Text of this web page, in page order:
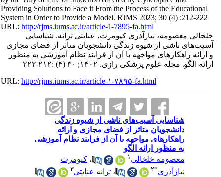
Providing Solutions to Face it From the Process of the Educational
System in Order to Provide a Model. RJMS 2023; 30 (4) :212-222
URL:http://rjms.iums.ac.ir/article-1-7895-fa.html
خلخالی معصومه، نیازآذری کیومرث، عنایتی ترانه. شناسایی
آسیب‌های ناشی از شیوه زندگی دانشجویان متاثر از فضای مجازی
و ارائه راهکارهای مواجهه با آن از فرایند نظام آموزشی به منظور
ارائه الگو. مجله علوم پزشکی رازی. ۱۴۰۲; ۳۰ (۴) :۲۱۲-۲۲۲
URL:http://rjms.iums.ac.ir/article-۱-۷۸۹۵-fa.html
شناسایی آسیب‌های ناشی از شیوه زندگی
دانشجویان متاثر از فضای مجازی و ارائه
راهکارهای مواجهه با آن از فرایند نظام آموزشی
به منظور ارائه الگو
معصومه خلخالی
،کیومرث
نیازآذری
۲ ،ترانه عنایتی